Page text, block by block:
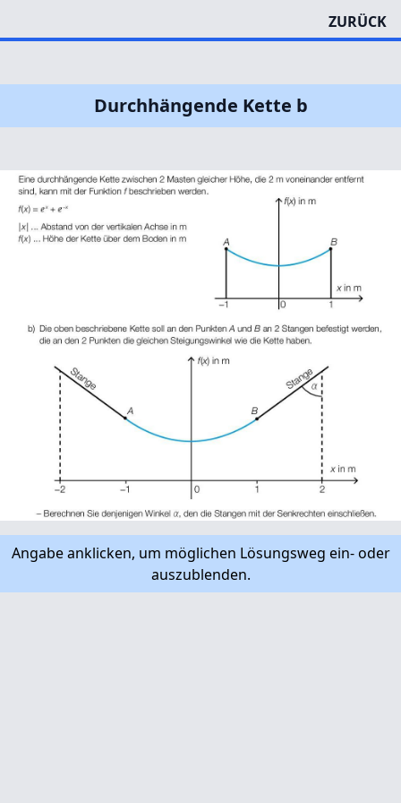
ZURÜCK
Durchhängende Kette b
Angabe anklicken, um möglichen Lösungsweg ein- oder
auszublenden.